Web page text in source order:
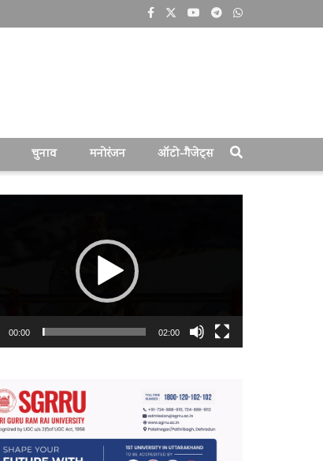
चुनाव मनोरंजन ऑटो-गैजेट्स
00:00 02:00